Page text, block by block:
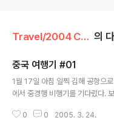
Travel/2004 China 의
중국 여행기 #01
1월 17일 아침 일찍 김해 공항으
에서 중경행 비행기를 기다렸다.
인 12년산을 구입한후 비행기에
0 0 2005. 3. 24.